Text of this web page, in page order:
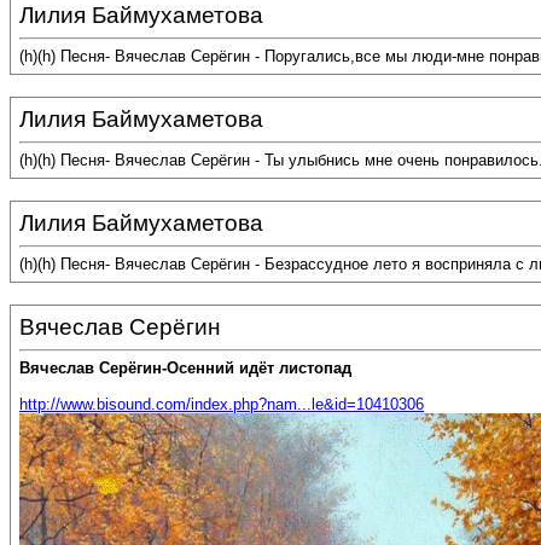
Лилия Баймухаметова
(h)(h) Песня- Вячеслав Серёгин - Поругались,все мы люди-мне
Лилия Баймухаметова
(h)(h) Песня- Вячеслав Серёгин - Ты улыбнись мне очень
Лилия Баймухаметова
(h)(h) Песня- Вячеслав Серёгин - Безрассудное лето я восприняла
Вячеслав Серёгин
Вячеслав Серёгин-Осенний идёт листопад
http://www.bisound.com/index.php?nam...le&id=10410306